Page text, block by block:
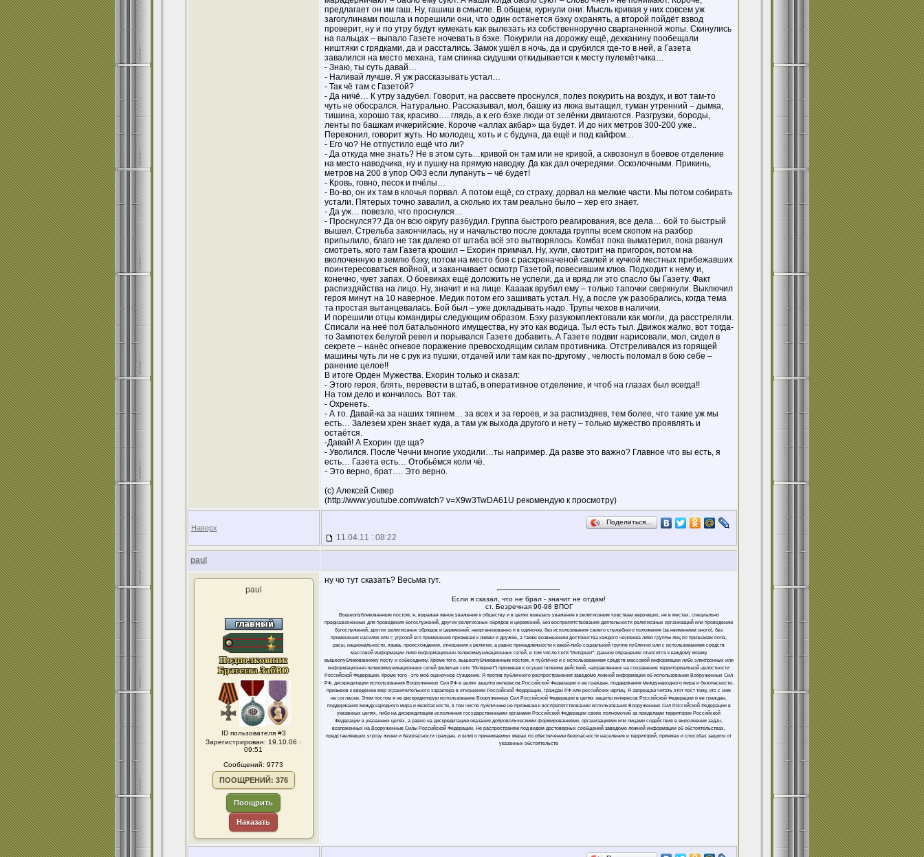
предлагает он им гаш. Ну, гашиш в смысле. В общем, курнули они. Мысль кривая у них совсем уж
загогулинами пошла и порешили они, что один останется бэху охранять, а второй пойдёт взвод
проверит, ну и по утру будут кумекать как вылезать из собственноручно сварганенной жопы. Скинулись
на пальцах – выпало Газете ночевать в бэхе. Покурили на дорожку ещё, дехканину пообещали
ништяки с грядками, да и расстались. Замок ушёл в ночь, да и срубился где-то в ней, а Газета
завалился на место механа, там спинка сидушки откидывается к месту пулемётчика…
- Знаю, ты суть давай…
- Наливай лучше. Я уж рассказывать устал…
- Так чё там с Газетой?
- Да ничё… К утру задубел. Говорит, на рассвете проснулся, полез покурить на воздух, и вот там-то
чуть не обосрался. Натурально. Рассказывал, мол, башку из люка вытащил, туман утренний – дымка,
тишина, хорошо так, красиво…. глядь, а к его бэхе люди от зелёнки двигаются. Разгрузки, бороды,
ленты по башкам ичкерийские. Короче «аллах акбар» ща будет. И до них метров 300-200 уже..
Переконил, говорит жуть. Но молодец, хоть и с будуна, да ещё и под кайфом…
- Его чо? Не отпустило ещё что ли?
- Да откуда мне знать? Не в этом суть…кривой он там или не кривой, а сквозонул в боевое отделение
на место наводчика, ну и пушку на прямую наводку. Да как дал очередями. Осколочными. Прикинь,
метров на 200 в упор ОФЗ если лупануть – чё будет!
- Кровь, говно, песок и пчёлы…
- Во-во, он их там в клочья порвал. А потом ещё, со страху, дорвал на мелкие части. Мы потом собирать
устали. Пятерых точно завалил, а сколько их там реально было – хер его знает.
- Да уж… повезло, что проснулся…
- Проснулся?? Да он всю округу разбудил. Группа быстрого реагирования, все дела… бой то быстрый
вышел. Стрельба закончилась, ну и начальство после доклада группы всем скопом на разбор
припылило, благо не так далеко от штаба всё это вытворялось. Комбат пока выматерил, пока рванул
смотреть, кого там Газета крошил – Ехорин примчал. Ну, хули, смотрит на пригорок, потом на
вколоченную в землю бэху, потом на место боя с расхреначеной саклей и кучкой местных прибежавших
поинтересоваться войной, и заканчивает осмотр Газетой, повесившим клюв. Подходит к нему и,
конечно, чует запах. О боевиках ещё доложить не успели, да и вряд ли это спасло бы Газету. Факт
распиздяйства на лицо. Ну, значит и на лице. Каааак врубил ему – только тапочки сверкнули. Выключил
героя минут на 10 наверное. Медик потом его зашивать устал. Ну, а после уж разобрались, когда тема
та простая вытанцевалась. Бой был – уже докладывать надо. Трупы чехов в наличии.
И порешили отцы командиры следующим образом. Бэху разукомплектовали как могли, да расстреляли.
Списали на неё пол батальонного имущества, ну это как водица. Тыл есть тыл. Движок жалко, вот тогда-
то Зампотех белугой ревел и порывался Газете добавить. А Газете подвиг нарисовали, мол, сидел в
секрете – нанёс огневое поражение превосходящим силам противника. Отстреливался из горящей
машины чуть ли не с рук из пушки, отдачей или там как по-другому , челюсть поломал в бою себе –
ранение целое!!
В итоге Орден Мужества. Ехорин только и сказал:
- Этого героя, блять, перевести в штаб, в оперативное отделение, и чтоб на глазах был всегда!!
На том дело и кончилось. Вот так.
- Охренеть.
- А то. Давай-ка за наших тяпнем… за всех и за героев, и за распиздяев, тем более, что такие уж мы
есть… Залезем хрен знает куда, а там уж выхода другого и нету – только мужество проявлять и
остаётся.
-Давай! А Ехорин где ща?
- Уволился. После Чечни многие уходили…ты например. Да разве это важно? Главное что вы есть, я
есть… Газета есть… Отобьёмся коли чё.
- Это верно, брат…. Это верно.
(с) Алексей Сквер
(http://www.youtube.com/watch? v=X9w3TwDA61U рекомендую к просмотру)
Наверх
Поделиться…
11.04.11 : 08:22
paul
paul
ID пользователя #3
Зарегистрирован: 19.10.06 :
09:51
Сообщений: 9773
ПООЩРЕНИЙ: 376
Поощрить
Наказать
ну чо тут сказать? Весьма гут.
Если я сказал, что не брал - значит не отдам!
ст. Безречная 96-98 ВПОГ
Вышеопубликованным постом, я, выражая явное уважение к обществу и в целях выказать уважение к религиозным чувствам верующих, не в местах, специально
предназначенных для проведения богослужений, других религиозных обрядов и церемоний, без воспрепятствования деятельности религиозных организаций или проведению
богослужений, других религиозных обрядов и церемоний, неорганизованно и в одиночку, без использования своего служебного положения (за неимением оного), без
применения насилия или с угрозой его применения призываю к любви и дружбе, а также возвышению достоинства каждого человека либо группы лиц по признакам пола,
расы, национальности, языка, происхождения, отношения к религии, а равно принадлежности к какой-либо социальной группе публично или с использованием средств
массовой информации либо информационно-телекоммуникационных сетей, в том числе сети "Интернет". Данное обращение относится к каждому моему
вышеопубликованному посту и собеседнику. Кроме того, вышеопубликованным постом, я публично и с использованием средств массовой информации либо электронных или
информационно-телекоммуникационных сетей (включая сеть "Интернет") призываю к осуществлению действий, направленных на сохранение территориальной целостности
Российской Федерации. Кроме того - это моё оценочное суждение. Я против публичного распространения заведомо ложной информации об использовании Вооруженных Сил
РФ, дискредитации использования Вооруженных Сил РФ в целях защиты интересов Российской Федерации и ее граждан, поддержания международного мира и безопасности,
призывов к введению мер ограничительного характера в отношении Российской Федерации, граждан РФ или российских юрлиц. Я запрещаю читать этот пост тому, кто с ним
не согласен. Этим постом я не дискредитирую использование Вооруженных Сил Российской Федерации в целях защиты интересов Российской Федерации и ее граждан,
поддержания международного мира и безопасности, в том числе публичные не призываю к воспрепятствованию использования Вооруженных Сил Российской Федерации в
указанных целях, либо на дискредитацию исполнения государственными органами Российской Федерации своих полномочий за пределами территории Российской
Федерации в указанных целях, а равно на дискредитацию оказания добровольческими формированиями, организациями или лицами содействия в выполнении задач,
возложенных на Вооруженные Силы Российской Федерации. Не распространяю под видом достоверных сообщений заведомо ложной информации об обстоятельствах,
представляющих угрозу жизни и безопасности граждан, и (или) о принимаемых мерах по обеспечению безопасности населения и территорий, приемах и способах защиты от
указанных обстоятельств